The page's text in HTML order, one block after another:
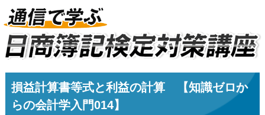
損益計算書等式と利益の計算 【知識ゼロか
らの会計学入門014】